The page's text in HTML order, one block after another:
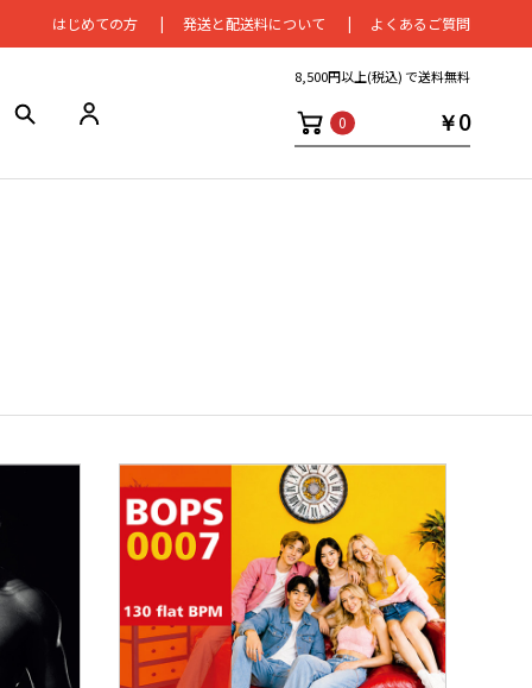
はじめての⽅ 発送と配送料について よくあるご質問
8,500円以上(税込) で送料無料
0 ￥0